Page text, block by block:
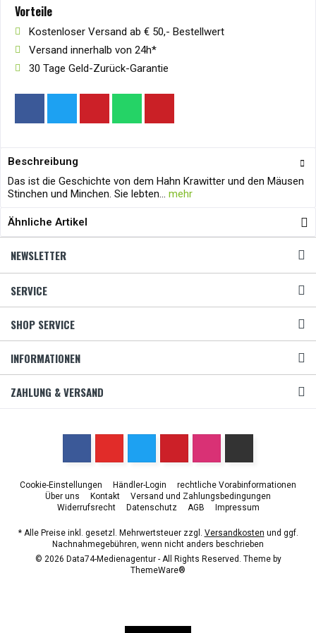
Vorteile
Kostenloser Versand ab € 50,- Bestellwert
Versand innerhalb von 24h*
30 Tage Geld-Zurück-Garantie
Beschreibung
Das ist die Geschichte von dem Hahn Krawitter und den Mäusen
Stinchen und Minchen. Sie lebten... mehr
Ähnliche Artikel
NEWSLETTER
SERVICE
SHOP SERVICE
INFORMATIONEN
ZAHLUNG & VERSAND
Cookie-Einstellungen Händler-Login
rechtliche Vorabinformationen
Über uns
Kontakt
Versand und Zahlungsbedingungen
Widerrufsrecht
Datenschutz AGB Impressum
* Alle Preise inkl. gesetzl. Mehrwertsteuer zzgl. Versandkosten und ggf.
Nachnahmegebühren, wenn nicht anders beschrieben
© 2026 Data74-Medienagentur - All Rights Reserved. Theme by
ThemeWare®